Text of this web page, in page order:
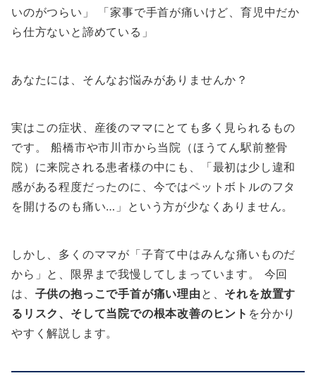
いのがつらい」 「家事で手首が痛いけど、育児中だか
ら仕方ないと諦めている」
あなたには、そんなお悩みがありませんか？
実はこの症状、産後のママにとても多く見られるもの
です。 船橋市や市川市から当院（ほうてん駅前整骨
院）に来院される患者様の中にも、「最初は少し違和
感がある程度だったのに、今ではペットボトルのフタ
を開けるのも痛い…」という方が少なくありません。
しかし、多くのママが「子育て中はみんな痛いものだ
から」と、限界まで我慢してしまっています。 今回
は、 子供の抱っこで手首が痛い理由 と、 それを放置す
るリスク、そして当院での根本改善のヒント を分かり
やすく解説します。